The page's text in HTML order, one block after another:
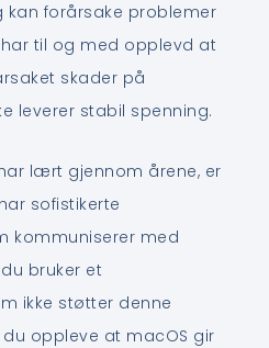
forårsake problemer
til og med opplevd at
skader på
leverer stabil spenning.
lært gjennom årene, er
sofistikerte
kommuniserer med
bruker et
ikke støtter denne
oppleve at macOS gir